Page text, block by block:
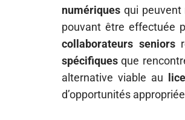
numériques qui peuvent
pouvant être effectuée
collaborateurs seniors
spécifiques que
alternative viable au
d’opportunités